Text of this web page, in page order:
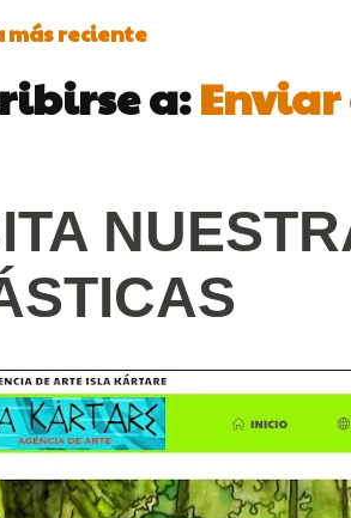
más reciente
a: